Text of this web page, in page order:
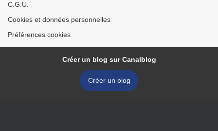
C.G.U.
Cookies et données personnelles
Préférences cookies
Créer un blog sur Canalblog
Créer un blog